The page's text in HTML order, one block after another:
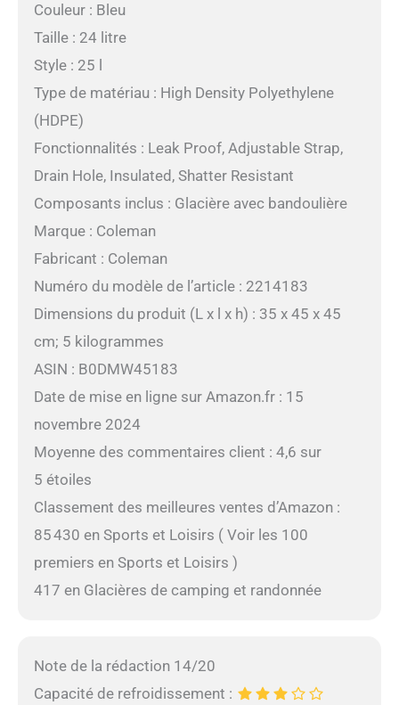
Couleur : Bleu
Taille : 24 litre
Style : 25 l
Type de matériau : High Density Polyethylene
(HDPE)
Fonctionnalités : Leak Proof, Adjustable Strap,
Drain Hole, Insulated, Shatter Resistant
Composants inclus : Glacière avec bandoulière
Marque : Coleman
Fabricant : Coleman
Numéro du modèle de l’article : 2214183
Dimensions du produit (L x l x h) : 35 x 45 x 45
cm; 5 kilogrammes
ASIN : B0DMW45183
Date de mise en ligne sur Amazon.fr : 15
novembre 2024
Moyenne des commentaires client : 4,6 sur
5 étoiles
Classement des meilleures ventes d’Amazon :
85 430 en Sports et Loisirs ( Voir les 100
premiers en Sports et Loisirs )
417 en Glacières de camping et randonnée
Note de la rédaction 14/20
Capacité de refroidissement :